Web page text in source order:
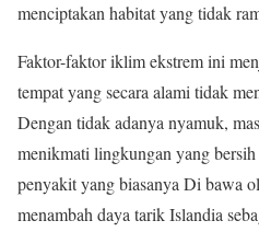
menciptakan habitat yang tidak
Faktor-faktor iklim ekstrem ini
tempat yang secara alami tidak
Dengan tidak adanya nyamuk,
menikmati lingkungan yang
penyakit yang biasanya Di bawa
menambah daya tarik Islandia